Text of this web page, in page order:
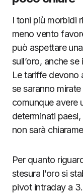
I toni più morbidi
meno vento
può aspettare
sull’oro, anche
Le tariffe devono
se saranno
comunque avere
determinati
non sarà
Per quanto
stesura l’oro si
pivot intraday a